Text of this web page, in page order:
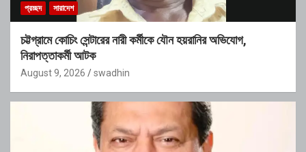
প্রচ্ছদ সারাদেশ
চট্টগ্রামে কোচিং সেন্টারের নারী কর্মীকে যৌন হয়রানির অভিযোগ,
নিরাপত্তাকর্মী আটক
August 9, 2026 swadhin